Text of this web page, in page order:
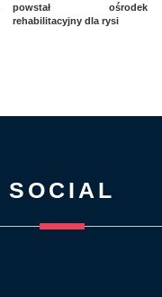
powstał ośrodek
rehabilitacyjny dla rysi
SOCIAL